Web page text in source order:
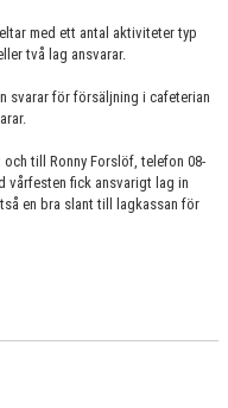
med ett antal aktiviteter typ
två lag ansvarar.
svarar för försäljning i cafeterian
till Ronny Forslöf, telefon 08-
vårfesten fick ansvarigt lag in
en bra slant till lagkassan för